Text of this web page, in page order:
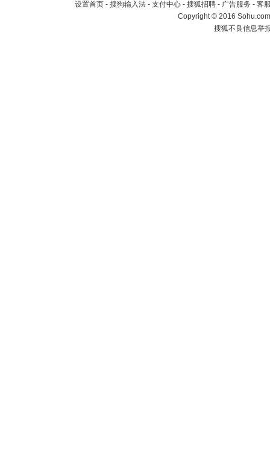
设置首页 - 搜狗输入法 - 支付中心 - 搜狐招聘 - 广告服务 - 客
Copyright©2016
搜狐不良信息举